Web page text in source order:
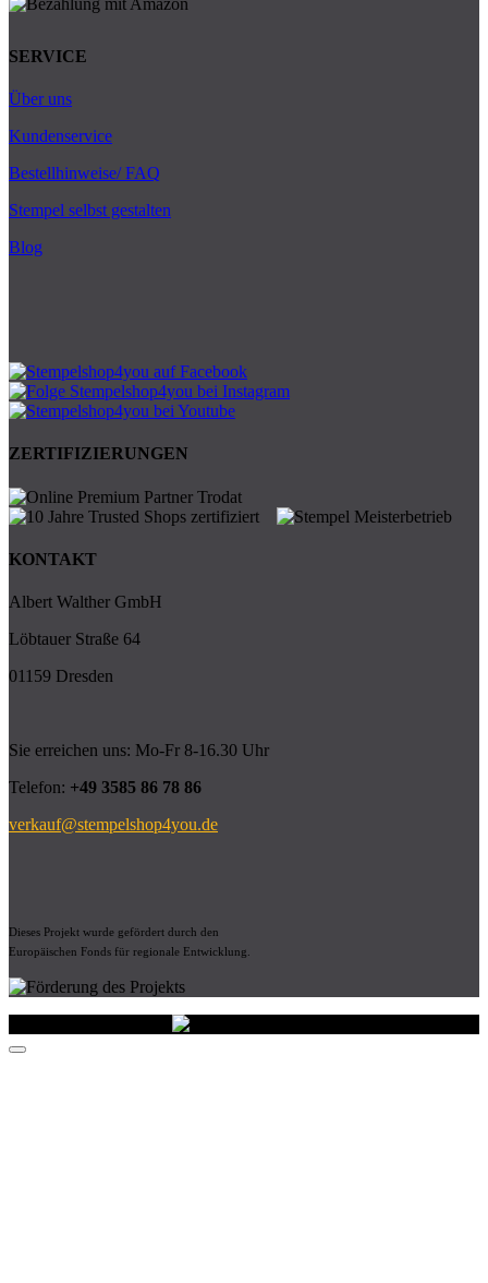
SERVICE
Über uns
Kundenservice
Bestellhinweise/ FAQ
Stempel selbst gestalten
Blog
ZERTIFIZIERUNGEN
KONTAKT
Albert Walther GmbH
Löbtauer Straße 64
01159 Dresden
Sie erreichen uns: Mo-Fr 8-16.30 Uhr
Telefon: +49 3585 86 78 86
verkauf@stempelshop4you.de
Dieses Projekt wurde gefördert durch den
Europäischen Fonds für regionale Entwicklung.